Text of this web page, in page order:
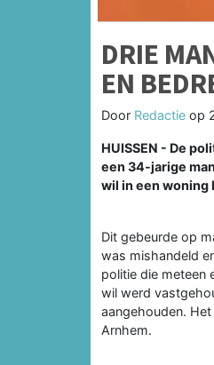
DRIE
EN
Door Redactie op
HUISSEN - De
een 34-jarige
wil in een woning
Dit gebeurde op
was mishandeld
politie die meteen
wil werd
aangehouden.
Arnhem.